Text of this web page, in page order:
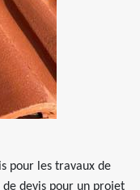
pour les travaux de
devis pour un projet